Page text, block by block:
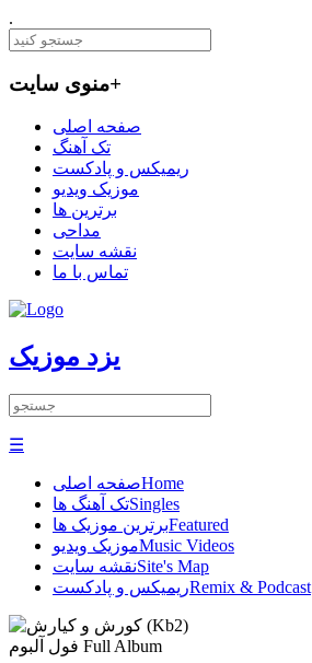
.
منوی سایت+
صفحه اصلی
تک آهنگ
ریمیکس و پادکست
موزیک ویدیو
برترین ها
مداحی
نقشه سایت
تماس با ما
یزد موزیک
☰
صفحه اصلیHome
تک آهنگ هاSingles
برترین موزیک هاFeatured
موزیک ویدیوMusic Videos
نقشه سایتSite's Map
ریمیکس و پادکستRemix & Podcast
Full Album